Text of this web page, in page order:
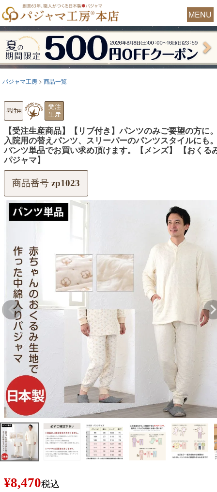
MENU
パジャマ工房 商品一覧
【受注生産商品】【リブ付き】パンツのみご要望の方に
入院用の替えパンツ、スリーパーのパンツスタイルにも
パンツ単品でお買い求め頂けます。【メンズ】 【おくる
パジャマ】
商品番号 zp1023
¥8,470税込